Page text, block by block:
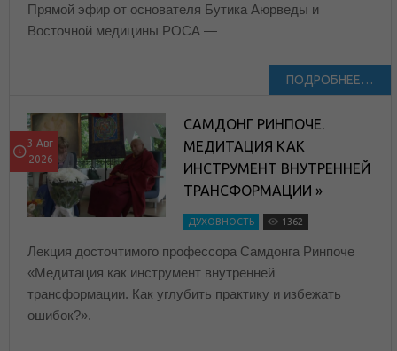
Прямой эфир от основателя Бутика Аюрведы и
Восточной медицины РОСА —
ПОДРОБНЕЕ…
3 Авг
2026
САМДОНГ РИНПОЧЕ.
МЕДИТАЦИЯ КАК
ИНСТРУМЕНТ ВНУТРЕННЕЙ
ТРАНСФОРМАЦИИ »
ДУХОВНОСТЬ 1362
Лекция досточтимого профессора Самдонга Ринпоче
«Медитация как инструмент внутренней
трансформации. Как углубить практику и избежать
ошибок?».